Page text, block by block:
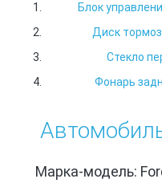
Блок
Диск
Стекло
Фонарь
Марка-модель: